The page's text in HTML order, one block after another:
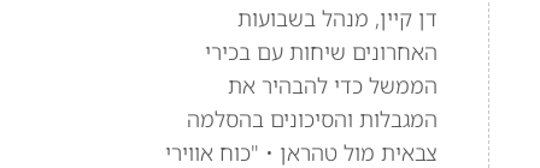
דן קיין, מנהל בשבועות
האחרונים שיחות עם בכירי
הממשל כדי להבהיר את
המגבלות והסיכונים בהסלמה
צבאית מול טהראן • "כוח אווירי